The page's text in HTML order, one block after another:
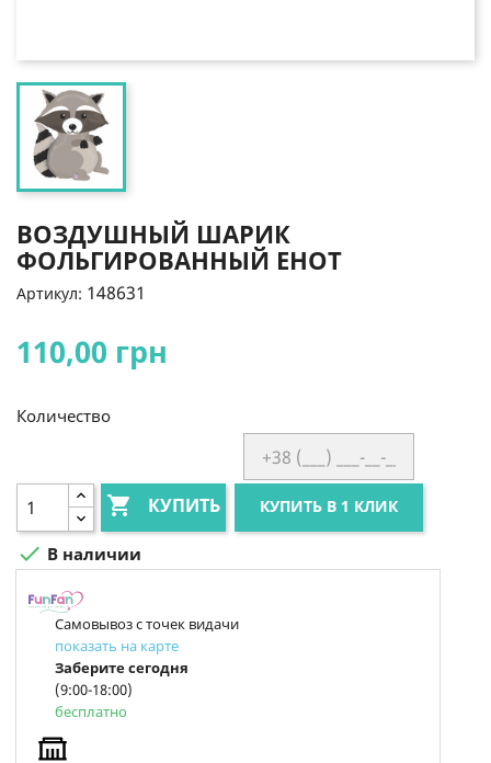
ВОЗДУШНЫЙ ШАРИК
ФОЛЬГИРОВАННЫЙ ЕНОТ
Артикул: 148631
110,00 грн
Количество
 КУПИТЬ КУПИТЬ В 1 КЛИК
 В наличии
Самовывоз с точек видачи
показать на карте
Заберите сегодня
(9:00-18:00)
бесплатно